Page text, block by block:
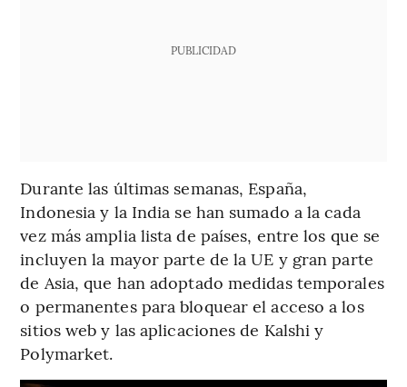
PUBLICIDAD
Durante las últimas semanas, España,
Indonesia y la India se han sumado a la cada
vez más amplia lista de países, entre los que se
incluyen la mayor parte de la UE y gran parte
de Asia, que han adoptado medidas temporales
o permanentes para bloquear el acceso a los
sitios web y las aplicaciones de Kalshi y
Polymarket.